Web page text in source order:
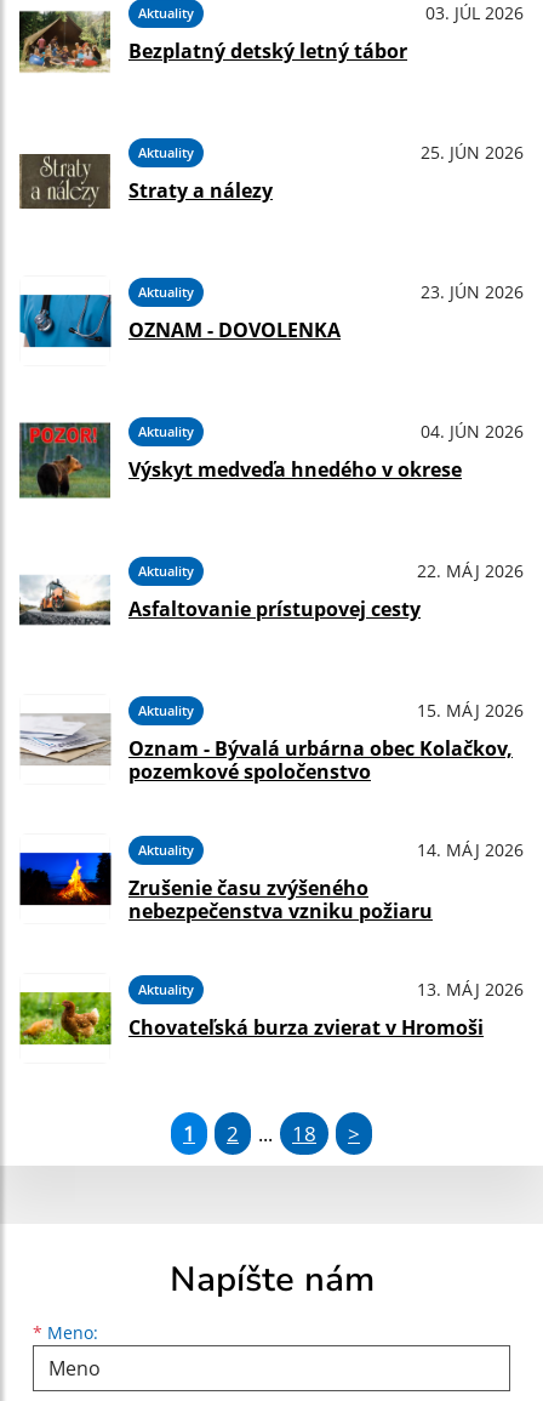
Aktuality 03. JÚL 2026
Bezplatný detský letný tábor
Aktuality 25. JÚN 2026
Straty a nálezy
Aktuality 23. JÚN 2026
OZNAM - DOVOLENKA
Aktuality 04. JÚN 2026
Výskyt medveďa hnedého v okrese
Aktuality 22. MÁJ 2026
Asfaltovanie prístupovej cesty
Aktuality 15. MÁJ 2026
Oznam - Bývalá urbárna obec Kolačkov,
pozemkové spoločenstvo
Aktuality 14. MÁJ 2026
Zrušenie času zvýšeného
nebezpečenstva vzniku požiaru
Aktuality 13. MÁJ 2026
Chovateľská burza zvierat v Hromoši
1 2 ... 18 >
Napíšte nám
* Meno:
Meno
Priezvisko
E-mailová adresa